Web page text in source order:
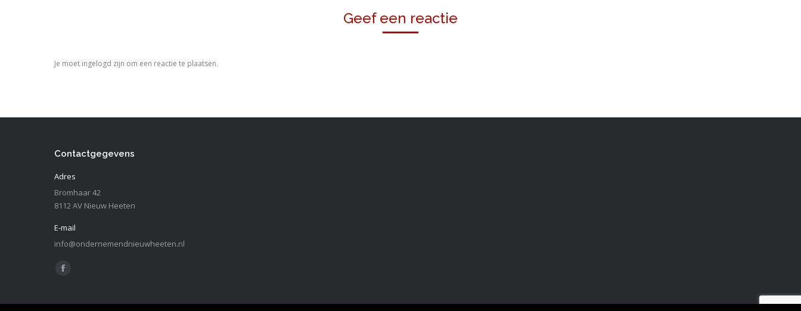
Geef een reactie
Je moet ingelogd zijn om een reactie te plaatsen.
Contactgegevens
Adres
Bromhaar 42
8112 AV Nieuw Heeten
E-mail
info@ondernemendnieuwheeten.nl
Vind ons op:
Facebook
opens